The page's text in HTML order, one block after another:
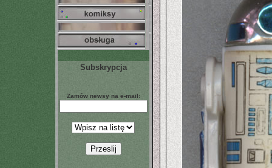
Subskrypcja
Zamów newsy na e-mail: